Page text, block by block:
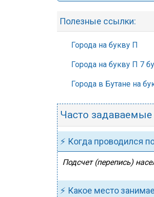
Полезные ссылки:
Города на букву П
Города на букву П 7
Города в Бутане на
Часто
⚡ Когда проводился
Подсчет (перепись)
⚡ Какое место